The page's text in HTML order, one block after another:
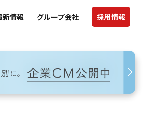
新情報 グループ会社 採用情報